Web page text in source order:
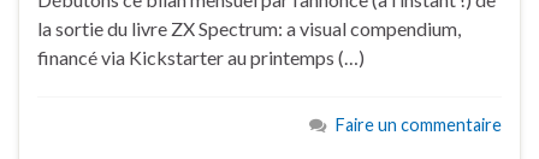
la sortie du livre ZX Spectrum: a visual compendium,
financé via Kickstarter au printemps (…)
Faire un commentaire